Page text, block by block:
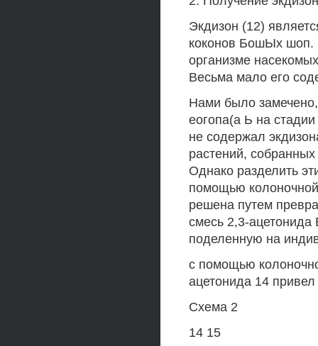
Экдизон (12)
коконов БошЫх шоп.
организме
Весьма мало его
Нами было
еогопа(а Ь на стадии
не содержал
растений,
Однако разделить
помощью
решена путем
смесь 2,3-
поделенную на
с помощью
ацетонида 14
Схема 2
14 15